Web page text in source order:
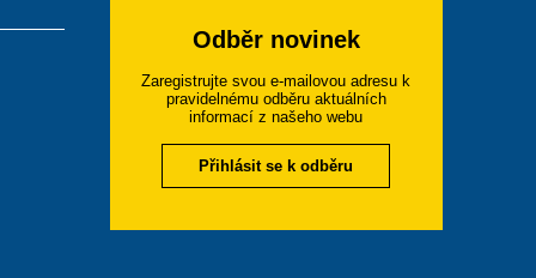
Odběr novinek
Zaregistrujte svou e-mailovou adresu k
pravidelnému odběru aktuálních
informací z našeho webu
Přihlásit se k odběru